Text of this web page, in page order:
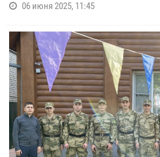
06 июня 2025, 11:45